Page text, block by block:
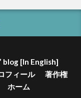
[In English]
フィール
著作権
ホーム